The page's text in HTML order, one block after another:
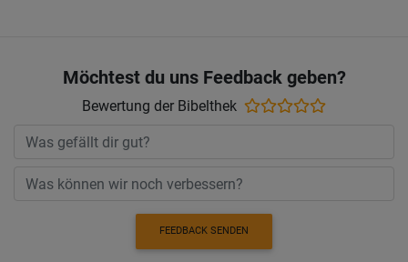
Möchtest du uns Feedback geben?
Bewertung der Bibelthek
FEEDBACK SENDEN